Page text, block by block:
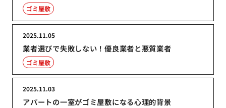
ゴミ屋敷
業者選びで失敗しない！優良業者と悪質業者
2025.11.05
ゴミ屋敷
アパートの一室がゴミ屋敷になる心理的背景
2025.11.03